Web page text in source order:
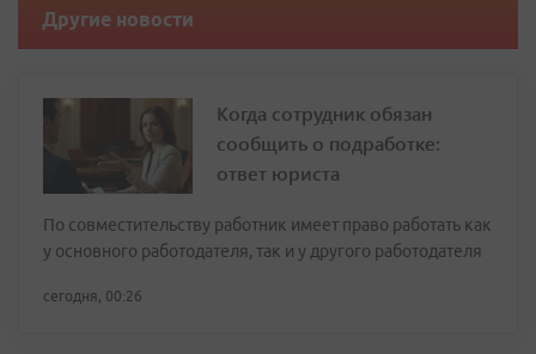
Другие новости
Когда сотрудник обязан
сообщить о подработке:
ответ юриста
По совместительству работник имеет право работать как
у основного работодателя, так и у другого работодателя
сегодня, 00:26